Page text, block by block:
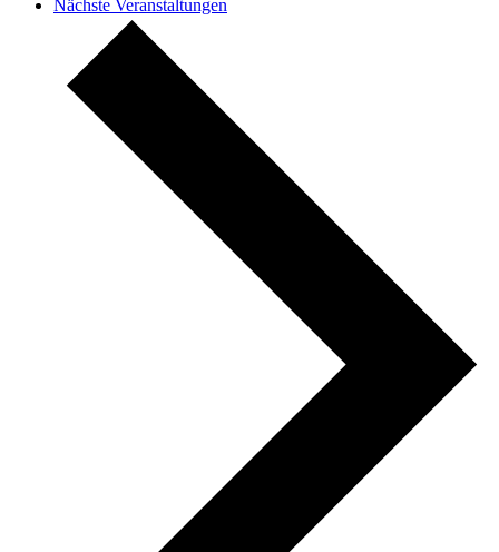
Nächste Veranstaltungen